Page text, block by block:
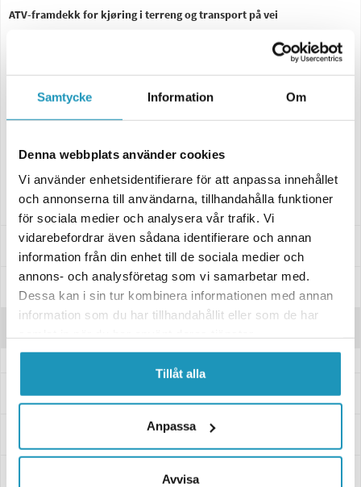
Samtycke Information Om
Denna webbplats använder cookies
Vi använder enhetsidentifierare för att anpassa innehållet
och annonserna till användarna, tillhandahålla funktioner
för sociala medier och analysera vår trafik. Vi
vidarebefordrar även sådana identifierare och annan
information från din enhet till de sociala medier och
annons- och analysföretag som vi samarbetar med.
Dessa kan i sin tur kombinera informationen med annan
information som du har tillhandahållit eller som de har
Tillåt alla
Anpassa
Avvisa
ATV-framdekk for kjøring i terreng og transport på vei
ATV-framdekk med et mønster designet for både terrengkjøring og
transport på vei. Kraftige knaster gir godt grep på mykt underlag, mens
det overlappende mønsteret sikrer en behagelig tur på grusvei.
Dette dekket er som regel originalmontert foran på Linhai 300
Felg er ikke inkludert
Spesifikasjoner
Spørsmål og svar